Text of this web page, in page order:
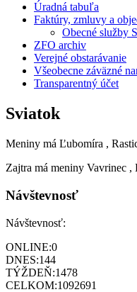
Úradná tabuľa
Faktúry, zmluvy a
Obecné služby
ZFO archiv
Verejné obstarávanie
Všeobecne záväzné
Transparentný účet
Sviatok
Meniny má Ľubomíra ,
Zajtra má meniny Vavrinec ,
Návštevnosť
Návštevnosť:
ONLINE:0
DNES:144
TÝŽDEŇ:1478
CELKOM:1092691